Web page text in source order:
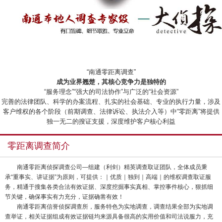
“南通零距离调查”
成为业界翘楚，其核心竞争力是独特的
“服务理念”“强大的司法协作”与广泛的“社会资源”
完善的法律团队、科学的办案流程、扎实的社会基础、专业的执行力量，涉及
客户维权的各个阶段（前期调查、法律诉讼、执法介入等）中“零距离”将提供
独一无二的搜证支援，深度维护客户核心利益
零距离调查简介
南通零距离侦探调查公司—组建（利剑）精英调查取证团队，全体成员秉
承“重事实、讲证据”为原则，可提供：｜优质｜独到｜高端｜的维权调查取证服
务，精通于搜集各类合法有效证据、深度挖掘事实真相、掌控事件核心，狠抓细
节关键，确保事实有力充分，证据确凿有效！
南通零距离信誉侦探调查所，服务特色为实地调查，调查结果全部为实地调
查举证，相关证据组成有效证据链均来源具备很高的实用价值和司法说服力，充